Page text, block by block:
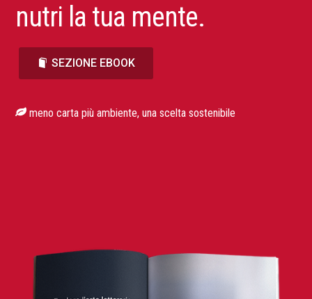
nutri la tua mente.
SEZIONE EBOOK
meno carta più ambiente, una scelta sostenibile